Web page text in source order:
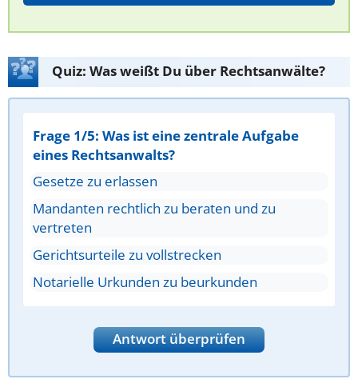
Quiz: Was weißt Du über Rechtsanwälte?
Frage 1/5: Was ist eine zentrale Aufgabe
eines Rechtsanwalts?
Gesetze zu erlassen
Mandanten rechtlich zu beraten und zu
vertreten
Gerichtsurteile zu vollstrecken
Notarielle Urkunden zu beurkunden
Antwort überprüfen